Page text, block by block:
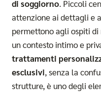
di soggiorno. Piccoli
attenzione ai dettagli e
permettono agli ospiti
un contesto intimo e
trattamenti
esclusivi, senza la
strutture, è uno degli